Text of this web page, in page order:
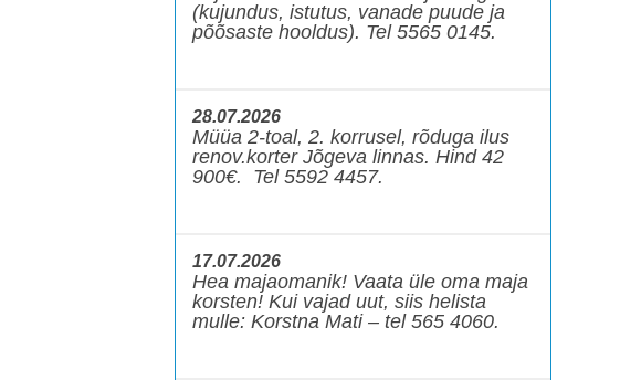
(kujundus, istutus, vanade puude ja
põõsaste hooldus). Tel 5565 0145.
28.07.2026
Müüa 2-toal, 2. korrusel, rõduga ilus
renov.korter Jõgeva linnas. Hind 42
900€. Tel 5592 4457.
17.07.2026
Hea majaomanik! Vaata üle oma maja
korsten! Kui vajad uut, siis helista
mulle: Korstna Mati – tel 565 4060.